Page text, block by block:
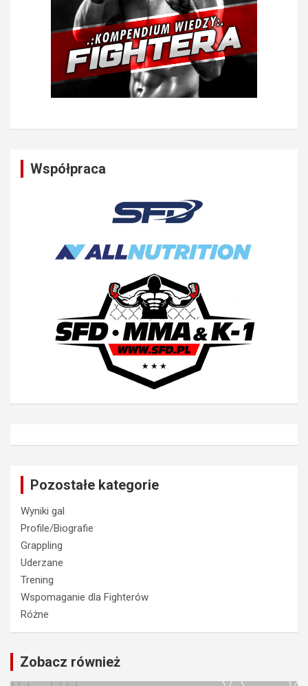
Współpraca
Pozostałe kategorie
Wyniki gal
Profile/Biografie
Grappling
Uderzane
Trening
Wspomaganie dla Fighterów
Różne
Zobacz również